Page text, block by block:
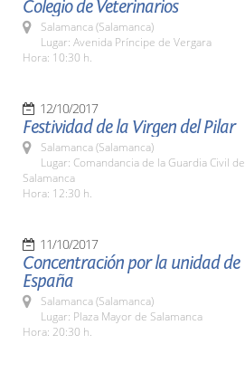
Colegio de Veterinarios
Salamanca (Salamanca)
Lugar: Avenida Príncipe de Vergara
Hora: 10:30 h.
12/10/2017
Festividad de la Virgen del Pilar
Salamanca (Salamanca)
Lugar: Comandancia de la Guardia Civil de
Salamanca
Hora: 12:30 h.
11/10/2017
Concentración por la unidad de
España
Salamanca (Salamanca)
Lugar: Plaza Mayor de Salamanca
Hora: 20:30 h.